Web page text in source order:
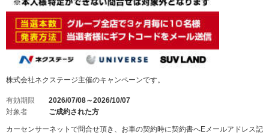
株式会社ネクステージ主催のキャンペーンです。
有効期限
2026/07/08～2026/10/07
対象者
ご成約された方
カーセンサーネットで問合せ頂き、お車の契約時に契約書へEメールアドレス記